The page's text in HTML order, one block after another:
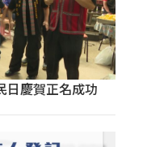
日慶賀正名成功